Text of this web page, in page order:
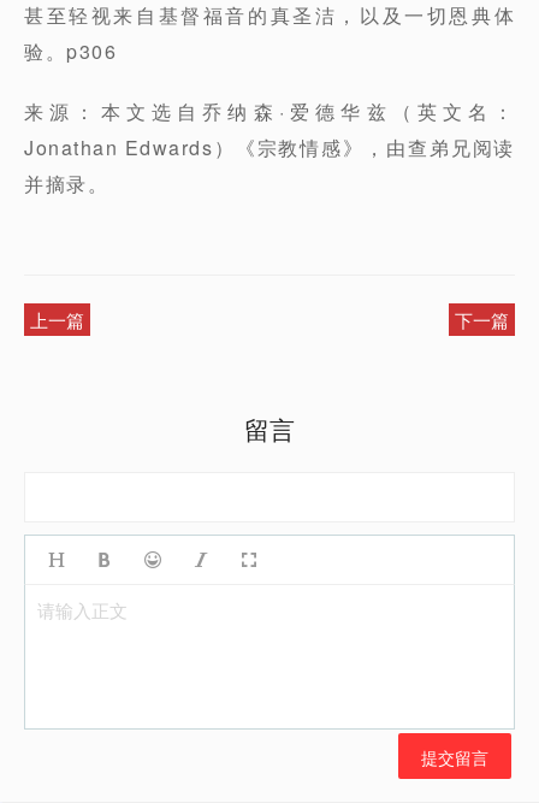
甚至轻视来自基督福音的真圣洁，以及一切恩典体
验。p306
来源：本文选自乔纳森·爱德华兹（英文名：
Jonathan Edwards）《宗教情感》，由查弟兄阅读
并摘录。
上一篇 下一篇
留言
请输入正文
提交留言